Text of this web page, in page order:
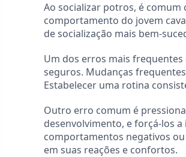
Ao socializar potros, é
comportamento do jovem
de socialização mais bem-
Um dos erros mais
seguros. Mudanças
Estabelecer uma rotina
Outro erro comum é
desenvolvimento, e forçá-los
comportamentos negativos
em suas reações e confortos.